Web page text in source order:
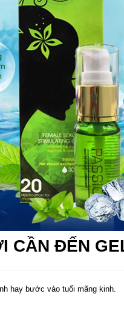
CẦN ĐẾN
hay bước vào tuổi mãng kinh.